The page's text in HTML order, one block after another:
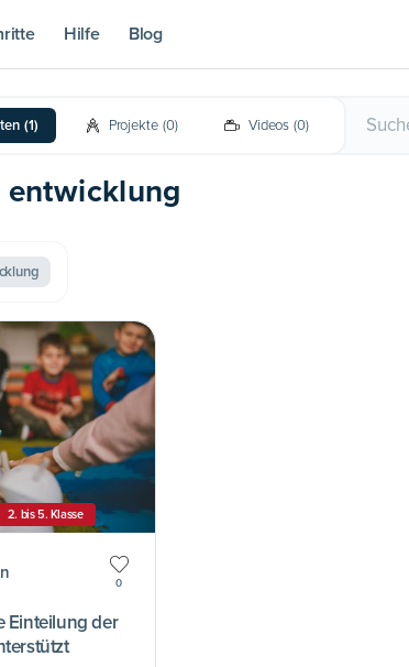
Hilfe Blog
(1) Projekte (0) Videos (0)
entwicklung
2. bis 5. Klasse
0
Einteilung der